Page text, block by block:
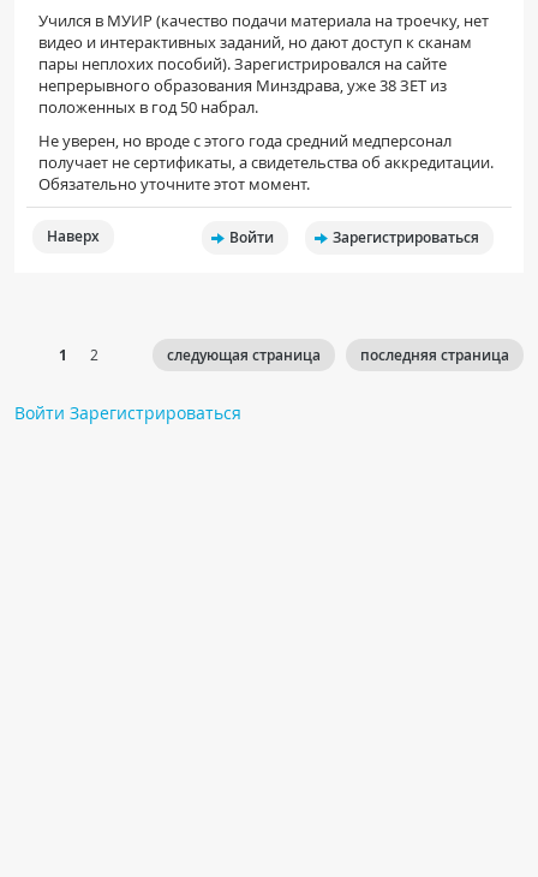
Учился в МУИР (качество подачи материала на троечку, нет
видео и интерактивных заданий, но дают доступ к сканам
пары неплохих пособий). Зарегистрировался на сайте
непрерывного образования Минздрава, уже 38 ЗЕТ из
положенных в год 50 набрал.
Не уверен, но вроде с этого года средний медперсонал
получает не сертификаты, а свидетельства об аккредитации.
Обязательно уточните этот момент.
Наверх Войти Зарегистрироваться
1 2 последняя страница
следующая страница
Войти Зарегистрироваться